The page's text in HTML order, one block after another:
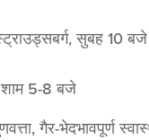
सुबह 10
5-8 बजे
गैर-भेदभावपूर्ण